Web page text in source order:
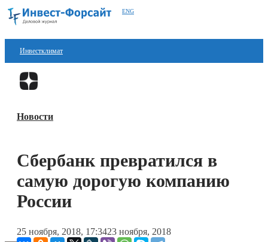
ENG
Инвестклимат
Финансы
Блокчейн
Технологии
ESG
Новости
Сбербанк превратился в
самую дорогую компанию
России
25 ноября, 2018, 17:3423 ноября, 2018